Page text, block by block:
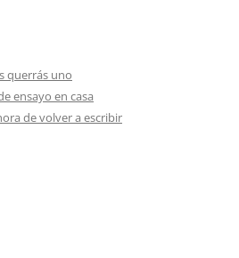
querrás uno
ensayo en casa
de volver a escribir